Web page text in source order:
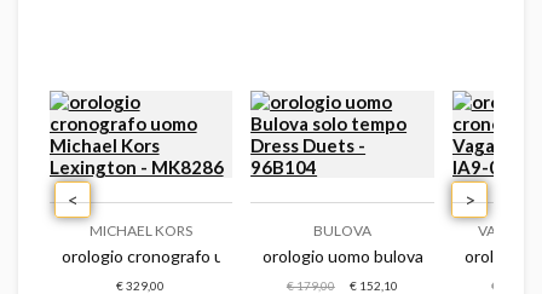
- napnvs405
uomo nautica vintage - napnvf301
MICHAEL KORS
orologio cronografo uomo michael kors lexington - mk8286
€ 329,00
BULOVA
orologio uomo bulova solo tempo
€ 179,00 € 152,10
VAGARY
orologio
€ 109,00
< >